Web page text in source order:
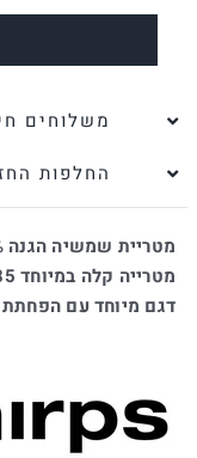
משלוחים
החלפות
מטריית שמשיה הגנה Knirps U.200 UV 99%
מטרייה קלה במיוחד 185 גרם!
דגם מיוחד עם הפחתת